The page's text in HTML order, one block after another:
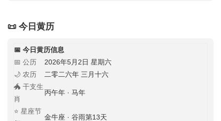
📜 今日黄历
📅 今日黄历信息
📅 公历
2026年5月2日 星期六
🌙 农历
二零二六年 三月十六
🐲 干支生
肖
丙午年 · 马年
⭐ 星座节
金牛座 · 谷雨第13天